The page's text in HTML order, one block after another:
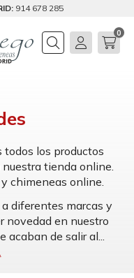
914 678 285
Buscar
0
los productos
tienda online.
chimeneas online.
diferentes marcas y
novedad en nuestro
acaban de salir al